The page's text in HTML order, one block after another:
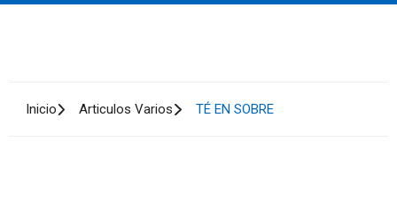
Inicio Articulos Varios TÉ EN SOBRE